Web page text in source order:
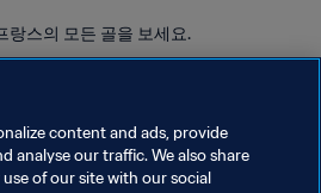
랑스의 모든 골을 보세요.
content and ads, provide
analyse our traffic. We also share
of our site with our social